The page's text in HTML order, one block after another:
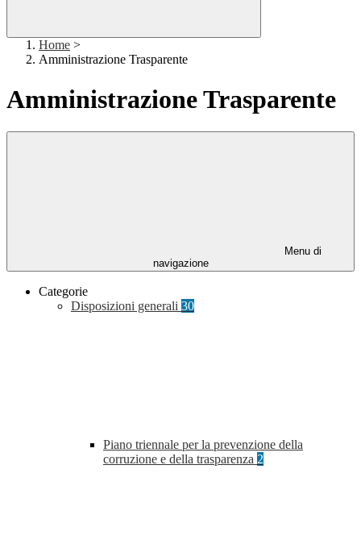
Home >
Amministrazione Trasparente
Amministrazione Trasparente
Menu di
navigazione
Categorie
Disposizioni generali 30
Piano triennale per la prevenzione della
corruzione e della trasparenza 2